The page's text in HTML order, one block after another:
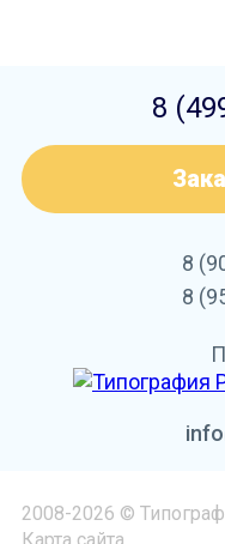
8
8
8
2008-2026 ©